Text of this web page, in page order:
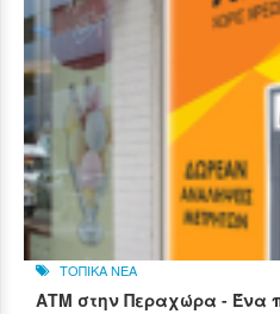
ΤΟΠΙΚΑ ΝΕΑ
ΑΤΜ στην Περαχώρα - Ένα